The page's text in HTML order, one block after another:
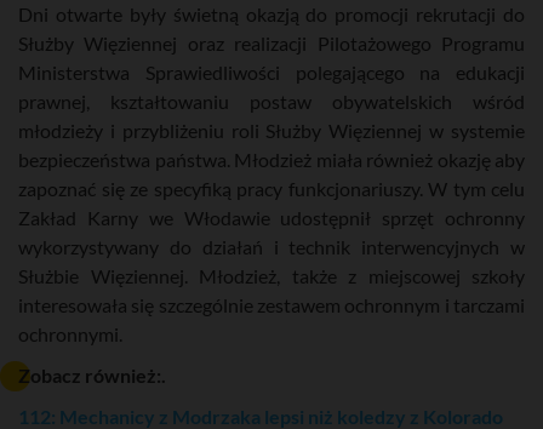
Dni otwarte były świetną okazją do promocji rekrutacji do
Służby Więziennej oraz realizacji Pilotażowego Programu
Ministerstwa Sprawiedliwości polegającego na edukacji
prawnej, kształtowaniu postaw obywatelskich wśród
młodzieży i przybliżeniu roli Służby Więziennej w systemie
bezpieczeństwa państwa. Młodzież miała również okazję aby
zapoznać się ze specyfiką pracy funkcjonariuszy. W tym celu
Zakład Karny we Włodawie udostępnił sprzęt ochronny
wykorzystywany do działań i technik interwencyjnych w
Służbie Więziennej. Młodzież, także z miejscowej szkoły
interesowała się szczególnie zestawem ochronnym i tarczami
ochronnymi.
Zobacz również:.
112: Mechanicy z Modrzaka lepsi niż koledzy z Kolorado